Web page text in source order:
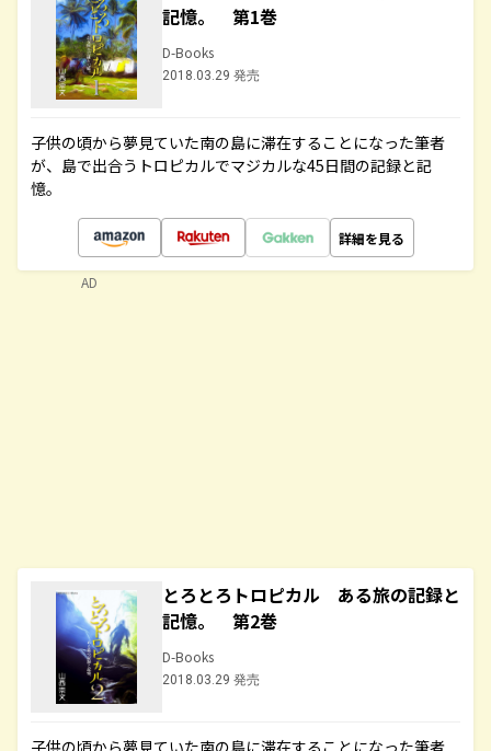
記憶。 第1巻
D-Books
2018.03.29 発売
子供の頃から夢見ていた南の島に滞在することになった筆者
が、島で出合うトロピカルでマジカルな45日間の記録と記
憶。
詳細を見る
とろとろトロピカル ある旅の記録と
記憶。 第2巻
D-Books
2018.03.29 発売
子供の頃から夢見ていた南の島に滞在することになった筆者
AD